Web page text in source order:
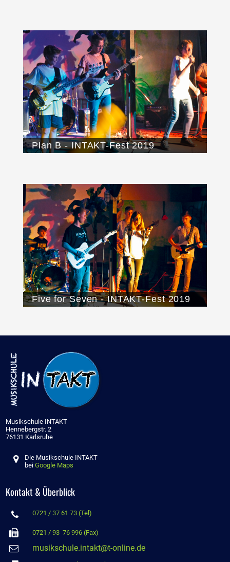
Plan B - INTAKT-Fest 2019
Five for Seven - INTAKT-Fest 2019
Musikschule INTAKT
Hennebergstr. 2
76131 Karlsruhe

Die Musikschule INTAKT
beiGoogle Maps
Kontakt & Überblick
 0721 / 37 61 73 (Tel)
 0721 / 93 76 996 (Fax)
 musikschule.intakt@t-online.de